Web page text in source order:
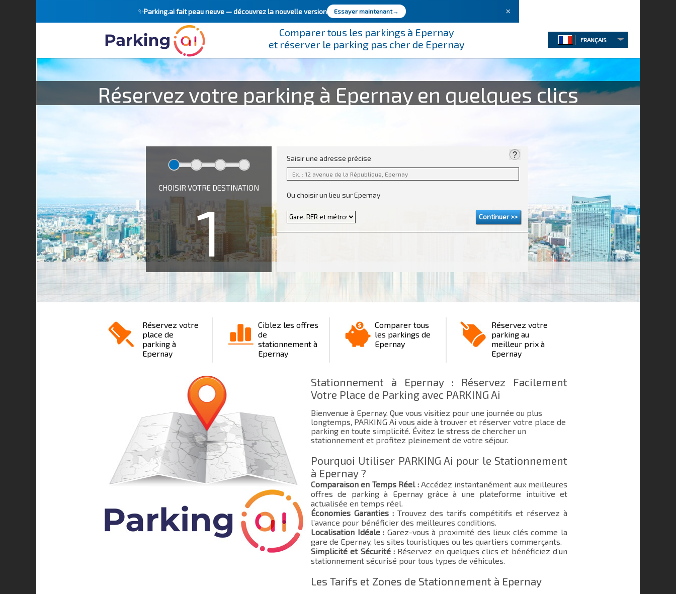
✨Parking.ai fait peau neuve —découvrez la nouvelle version Essayer maintenant→ ×
Comparer tous les parkings à Epernay
et réserver le parking pas cher de Epernay
FRANÇAIS
Réservez votre parking à Epernay en quelques clics
CHOISIR VOTRE DESTINATION
1
Saisir une adresse précise
Ou choisir un lieu sur Epernay
Réservez votre
place de
parking à
Epernay
Ciblez les offres
de
stationnement à
Epernay
Comparer tous
les parkings de
Epernay
Réservez votre
parking au
meilleur prix à
Epernay
Stationnement à Epernay : Réservez Facilement
Votre Place de Parking avec PARKING Ai
Bienvenue à Epernay. Que vous visitiez pour une journée ou plus
longtemps, PARKING Ai vous aide à trouver et réserver votre place de
parking en toute simplicité. Évitez le stress de chercher un
stationnement et profitez pleinement de votre séjour.
Pourquoi Utiliser PARKING Ai pour le Stationnement
à Epernay ?
Comparaison en Temps Réel :Accédez instantanément aux meilleures
offres de parking à Epernay grâce à une plateforme intuitive et
actualisée en temps réel.
Économies Garanties : Trouvez des tarifs compétitifs et réservez à
l’avance pour bénéficier des meilleures conditions.
Localisation Idéale : Garez-vous à proximité des lieux clés comme la
gare de Epernay, les sites touristiques ou les quartiers commerçants.
Simplicité et Sécurité :Réservez en quelques clics et bénéficiez d’un
stationnement sécurisé pour tous types de véhicules.
Les Tarifs et Zones de Stationnement à Epernay